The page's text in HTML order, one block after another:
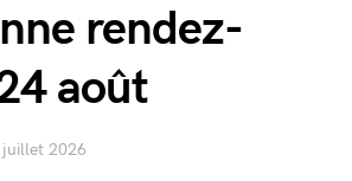
rendez-
août
2026